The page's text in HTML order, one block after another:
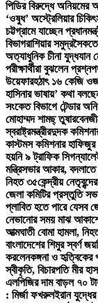
পিডির বিরুদ্ধে অনিয়মের
‘ওষুধ’ অস্ট্রেলিয়ার
চট্টগ্রামে যাচ্ছেন
বিভাগরাশিয়ার
অত্যাধুনিক চীনা যুদ্ধযান
পরীক্ষার্থীরা বুঝলেন
উয়েফারহঠাৎ ১৬ কেজি
হাসিনার ভাষায়’ কথা
সংকেত বিভাগে টেন্ডার
মোহাম্মদ শামছ্ তুষার
স্বরাষ্ট্রমন্ত্রীরদুদক
কাস্টমস কমিশনার হাফিজুর
হয়নি ৯ ট্রাফিক সিগন্যালে
মন্ত্রিসভার আকার, বদলাতে
নিহত ৩৫কেন্দ্রীয়
জেলা কমিটির প্রস্তুতি
প্লাবিত হতে পারে যেসব
নেভানোর সময় মাঝ
আত্মঘাতী বোমা হামলা,
বাংলাদেশের শিমুর স্বর্ণ জয়
করলেনকঙ্গনা ও হৃত্বিকের
স্বীকৃতি, বিচারপতি মীর
এলপিজির দাম বাড়ল ৭০
: মির্জা ফখরুলইরান